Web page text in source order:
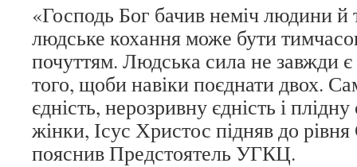
«Господь Бог бачив неміч людини й
людське кохання може бути
почуттям. Людська сила не завжди
того, щоби навіки поєднати двох.
єдність, нерозривну єдність і плідну
жінки, Ісус Христос підняв до рівня
пояснив Предстоятель УГКЦ.